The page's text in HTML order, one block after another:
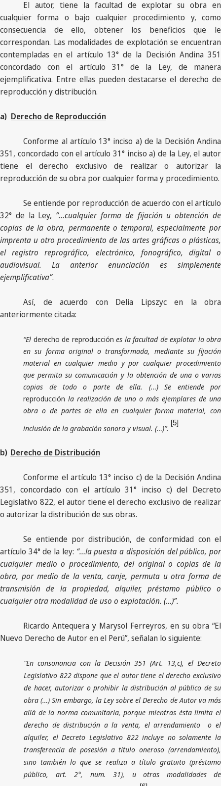
El autor, tiene la facultad de explotar su obra en
cualquier forma o bajo cualquier procedimiento y, como
consecuencia de ello, obtener los beneficios que le
correspondan. Las modalidades de explotación se encuentran
contempladas en el artículo 13° de la Decisión Andina 351
concordado con el artículo 31° de la Ley, de manera
ejemplificativa. Entre ellas pueden destacarse el derecho de
reproducción y distribución.
a) Derecho de Reproducción
Conforme al artículo 13° inciso a) de la Decisión Andina
351, concordado con el artículo 31° inciso a) de la Ley, el autor
tiene el derecho exclusivo de realizar o autorizar la
reproducción de su obra por cualquier forma y procedimiento.
Se entiende por reproducción de acuerdo con el artículo
32° de la Ley, “…cualquier forma de fijación u obtención de
copias de la obra, permanente o temporal, especialmente por
imprenta u otro procedimiento de las artes gráficas o plásticas,
el registro reprográfico, electrónico, fonográfico, digital o
audiovisual. La anterior enunciación es simplemente
ejemplificativa”.
Así, de acuerdo con Delia Lipszyc en la obra
anteriormente citada:
“El derecho de reproducción es la facultad de explotar la obra
en su forma original o transformada, mediante su fijación
material en cualquier medio y por cualquier procedimiento
que permita su comunicación y la obtención de una o varias
copias de todo o parte de ella. (…) Se entiende por
reproducción la realización de uno o más ejemplares de una
obra o de partes de ella en cualquier forma material, con
inclusión de la grabación sonora y visual. (…)”.
[5]
b) Derecho de Distribución
Conforme el artículo 13° inciso c) de la Decisión Andina
351, concordado con el artículo 31° inciso c) del Decreto
Legislativo 822, el autor tiene el derecho exclusivo de realizar
o autorizar la distribución de sus obras.
Se entiende por distribución, de conformidad con el
artículo 34­° de la ley: “…la puesta a disposición del público, por
cualquier medio o procedimiento, del original o copias de la
obra, por medio de la venta, canje, permuta u otra forma de
transmisión de la propiedad, alquiler, préstamo público o
cualquier otra modalidad de uso o explotación. (…)”.
Ricardo Antequera y Marysol Ferreyros, en su obra “El
Nuevo Derecho de Autor en el Perú”, señalan lo siguiente:
“En consonancia con la Decisión 351 (Art. 13,c), el Decreto
Legislativo 822 dispone que el autor tiene el derecho exclusivo
de hacer, autorizar o prohibir la distribución al público de su
obra (…) Sin embargo, la Ley sobre el Derecho de Autor va más
allá de la norma comunitaria, porque mientras ésta limita el
derecho de distribución a la venta, el arrendamiento o el
alquiler, el Decreto Legislativo 822 incluye no solamente la
transferencia de posesión a título oneroso (arrendamiento),
sino también lo que se realiza a título gratuito (préstamo
público, art. 2°, num. 31), u otras modalidades de